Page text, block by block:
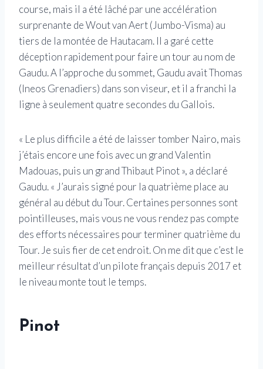
course, mais il a été lâché par une accélération
surprenante de Wout van Aert (Jumbo-Visma) au
tiers de la montée de Hautacam. Il a garé cette
déception rapidement pour faire un tour au nom de
Gaudu. A l’approche du sommet, Gaudu avait Thomas
(Ineos Grenadiers) dans son viseur, et il a franchi la
ligne à seulement quatre secondes du Gallois.
« Le plus difficile a été de laisser tomber Nairo, mais
j’étais encore une fois avec un grand Valentin
Madouas, puis un grand Thibaut Pinot », a déclaré
Gaudu. « J’aurais signé pour la quatrième place au
général au début du Tour. Certaines personnes sont
pointilleuses, mais vous ne vous rendez pas compte
des efforts nécessaires pour terminer quatrième du
Tour. Je suis fier de cet endroit. On me dit que c’est le
meilleur résultat d’un pilote français depuis 2017 et
le niveau monte tout le temps.
Pinot